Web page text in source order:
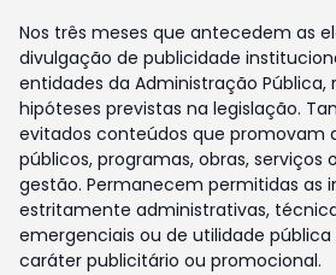
Nos três meses que antecedem as
divulgação de publicidade
entidades da Administração Pública,
hipóteses previstas na legislação.
evitados conteúdos que promovam
públicos, programas, obras, serviços
gestão. Permanecem permitidas as
estritamente administrativas,
emergenciais ou de utilidade
caráter publicitário ou promocional.